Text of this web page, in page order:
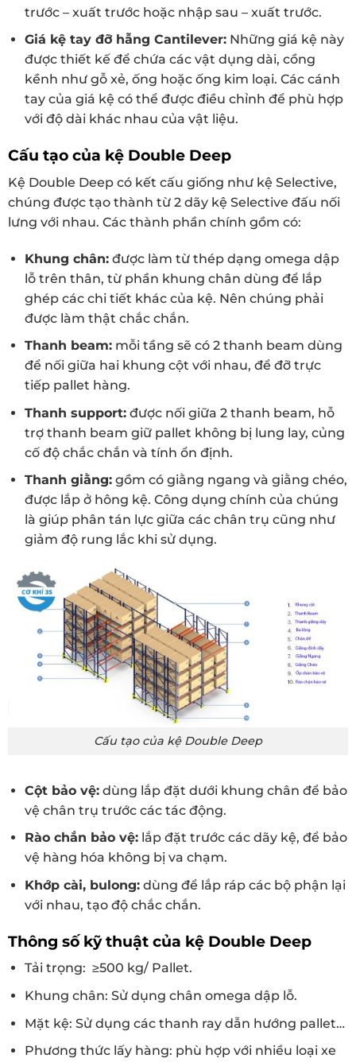
trước – xuất trước hoặc nhập sau – xuất trước.
Giá kệ tay đỡ hẫng Cantilever:Những giá kệ này
được thiết kế để chứa các vật dụng dài, cồng
kềnh như gỗ xẻ, ống hoặc ống kim loại. Các cánh
tay của giá kệ có thể được điều chỉnh để phù hợp
với độ dài khác nhau của vật liệu.
Cấu tạo của kệ Double Deep
Kệ Double Deep có kết cấu giống như kệ Selective,
chúng được tạo thành từ 2 dãy kệ Selective đấu nối
lưng với nhau. Các thành phần chính gồm có:
Khung chân:được làm từ thép dạng omega dập
lỗ trên thân, từ phần khung chân dùng để lắp
ghép các chi tiết khác của kệ. Nên chúng phải
được làm thật chắc chắn.
Thanh beam:mỗi tầng sẽ có 2 thanh beam dùng
để nối giữa hai khung cột với nhau, để đỡ trực
tiếp pallet hàng.
Thanh support:được nối giữa 2 thanh beam, hỗ
trợ thanh beam giữ pallet không bị lung lay, củng
cố độ chắc chắn và tính ổn định.
Thanh giằng:gồm có giằng ngang và giằng chéo,
được lắp ở hông kệ. Công dụng chính của chúng
là giúp phân tán lực giữa các chân trụ cũng như
giảm độ rung lắc khi sử dụng.
Cấu tạo của kệ Double Deep
Cột bảo vệ:dùng lắp đặt dưới khung chân để bảo
vệ chân trụ trước các tác động.
Rào chắn bảo vệ:lắp đặt trước các dãy kệ, để bảo
vệ hàng hóa không bị va chạm.
Khớp cài, bulong:dùng để lắp ráp các bộ phận lại
với nhau, tạo độ chắc chắn.
Thông số kỹ thuật của kệ Double Deep
Tải trọng: ≥500 kg/ Pallet.
Khung chân: Sử dụng chân omega dập lỗ.
Mặt kệ: Sử dụng các thanh ray dẫn hướng pallet…
Phương thức lấy hàng: phù hợp với nhiều loại xe